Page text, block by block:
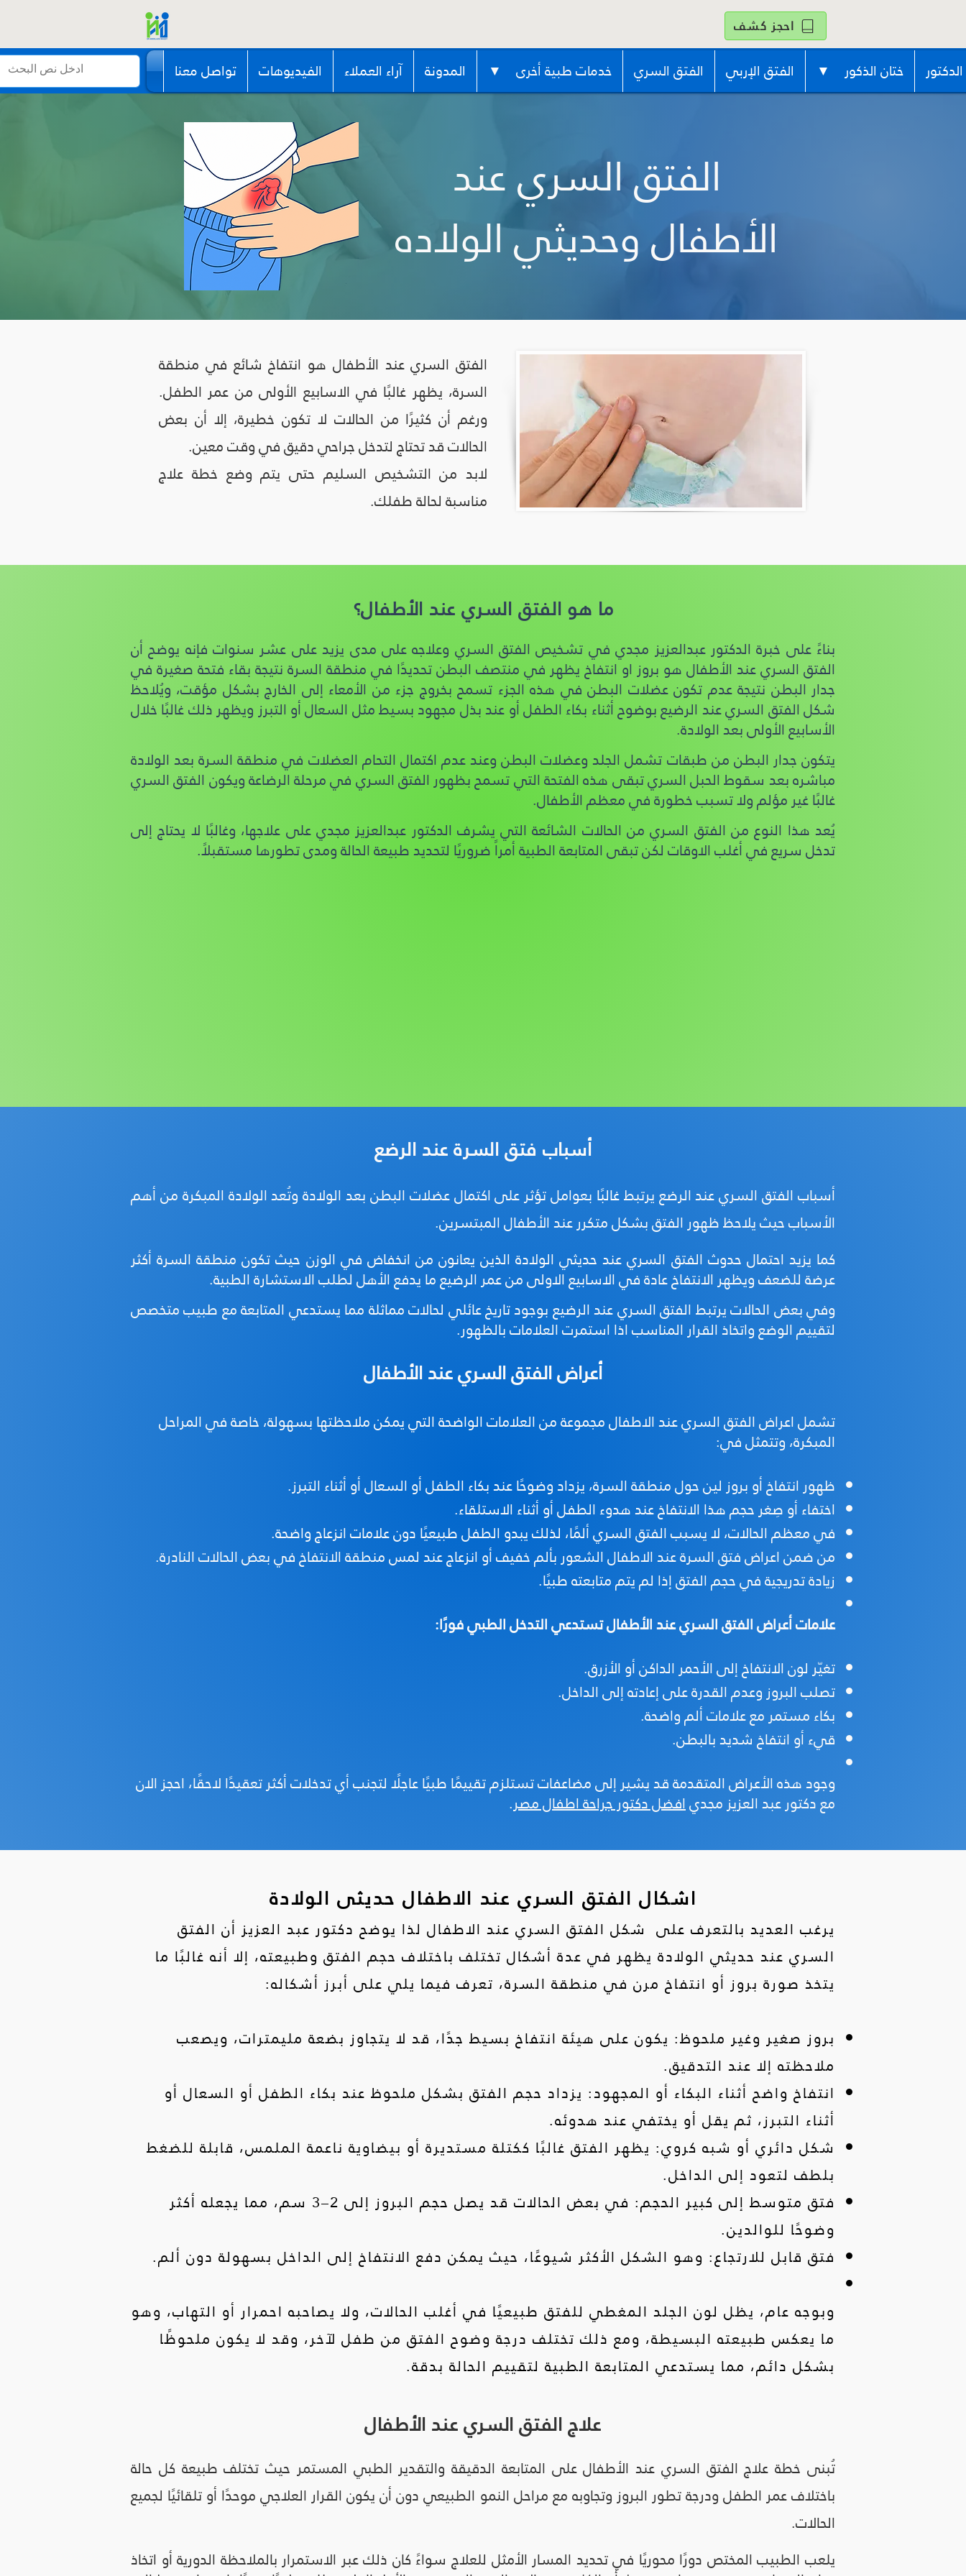
احجز كشف
ختان الذكور ▼ الفتق الإربي الفتق السري خدمات طبية أخرى ▼ المدونة آراء العملاء الفيديوهات تواصل معنا
الفتق السري عند
الأطفالوحديثي الولاده
الفتق السري عند الأطفال هو انتفاخ شائع في منطقة
السرة، يظهر غالبًا في الاسابيع الأولى من عمر الطفل.
ورغم أن كثيرًا من الحالات لا تكون خطيرة، إلا أن بعض
الحالات قد تحتاج لتدخل جراحي دقيق في وقت معين.
لابد من التشخيص السليم حتى يتم وضع خطة علاج
مناسبة لحالة طفلك.
ما هو الفتق السري عند الأطفال؟
بناءً على خبرة الدكتور عبدالعزيز مجدي في تشخيص الفتق السري وعلاجه على مدى يزيد على عشر سنوات فإنه يوضح أن
الفتق السري عند الأطفال هو بروز او انتفاخ يظهر في منتصف البطن تحديدًا في منطقة السرة نتيجة بقاء فتحة صغيرة في
جدار البطن نتيجة عدم تكون عضلات البطن في هذه الجزء تسمح بخروج جزء من الأمعاء إلى الخارج بشكل مؤقت، ويُلاحظ
شكل الفتق السري عند الرضيع بوضوح أثناء بكاء الطفل أو عند بذل مجهود بسيط مثل السعال أو التبرز ويظهر ذلك غالبًا خلال
الأسابيع الأولى بعد الولادة.
يتكون جدار البطن من طبقات تشمل الجلد وعضلات البطن وعند عدم اكتمال التحام العضلات في منطقة السرة بعد الولادة
مباشره بعد سقوط الحبل السري تبقى هذه الفتحة التي تسمح بظهور الفتق السري في مرحلة الرضاعة ويكون الفتق السري
غالبًا غير مؤلم ولا تسبب خطورة في معظم الأطفال.
يُعد هذا النوع من الفتق السري من الحالات الشائعة التي يشرف الدكتور عبدالعزيز مجدي على علاجها، وغالبًا لا يحتاج إلى
تدخل سريع في أغلب الاوقات لكن تبقى المتابعة الطبية أمراً ضروريًا لتحديد طبيعة الحالة ومدى تطورها مستقبلاً.
أسباب فتق السرة عند الرضع
أسباب الفتق السري عند الرضع يرتبطغالبًا بعوامل تؤثر على اكتمال عضلات البطن بعد الولادة وتُعد الولادة المبكرة من أهم
الأسباب حيث يلاحظ ظهور الفتق بشكل متكرر عند الأطفال المبتسرين.
كما يزيد احتمال حدوث الفتق السري عند حديثي الولادة الذين يعانون من انخفاض في الوزن حيث تكون منطقة السرة أكثر
عرضة للضعف ويظهر الانتفاخ عادة في الاسابيع الاولى من عمر الرضيع ما يدفع الأهل لطلب الاستشارة الطبية.
وفي بعض الحالات يرتبط الفتق السري عند الرضيع بوجود تاريخ عائلي لحالات مماثلة مما يستدعي المتابعة مع طبيب متخصص
لتقييم الوضع واتخاذ القرار المناسب اذا استمرت العلامات بالظهور.
أعراض الفتق السري عند الأطفال
تشمل اعراض الفتق السري عند الاطفال مجموعة من العلامات الواضحة التي يمكن ملاحظتها بسهولة، خاصة في المراحل
المبكرة، وتتمثل في:
ظهور انتفاخ أو بروز لين حول منطقة السرة، يزداد وضوحًا عند بكاء الطفل أو السعال أو أثناء التبرز.
اختفاء أو صِغر حجم هذا الانتفاخ عند هدوء الطفل أو أثناء الاستلقاء.
في معظم الحالات، لا يسبب الفتق السري ألمًا، لذلك يبدو الطفل طبيعيًا دون علامات انزعاج واضحة.
من ضمن اعراض فتق السرة عند الاطفال الشعور بألم خفيف أو انزعاج عند لمس منطقة الانتفاخ في بعض الحالات النادرة.
زيادة تدريجية في حجم الفتق إذا لم يتم متابعته طبيًا.
علامات أعراض الفتق السري عند الأطفال تستدعي التدخل الطبي فورًا:
تغيّر لون الانتفاخ إلى الأحمر الداكن أو الأزرق.
تصلب البروز وعدم القدرة على إعادته إلى الداخل.
بكاء مستمر مع علامات ألم واضحة.
قيء أو انتفاخ شديد بالبطن.
وجود هذه الأعراض المتقدمة قد يشير إلى مضاعفات تستلزم تقييمًا طبيًا عاجلًا لتجنب أي تدخلات أكثر تعقيدًا لاحقًا، احجز الان
مع دكتور عبد العزيز مجديافضل دكتور جراحة اطفال مصر.
اشكال الفتق السري عند الاطفال حديثى الولادة
يرغب العديد بالتعرف على شكل الفتق السري عند الاطفال لذا يوضح دكتور عبد العزيز أن الفتق
السري عند حديثي الولادة يظهر في عدة أشكال تختلف باختلاف حجم الفتق وطبيعته، إلا أنه غالبًا ما
يتخذ صورة بروز أو انتفاخ مرن في منطقة السرة، تعرف فيما يلي على أبرز أشكاله:
بروز صغير وغير ملحوظ: يكون على هيئة انتفاخ بسيط جدًا، قد لا يتجاوز بضعة مليمترات، ويصعب
ملاحظته إلا عند التدقيق.
انتفاخ واضح أثناء البكاء أو المجهود: يزداد حجم الفتق بشكل ملحوظ عند بكاء الطفل أو السعال أو
أثناء التبرز، ثم يقل أو يختفي عند هدوئه.
شكل دائري أو شبه كروي: يظهر الفتق غالبًا ككتلة مستديرة أو بيضاوية ناعمة الملمس، قابلة للضغط
بلطف لتعود إلى الداخل.
فتق متوسط إلى كبير الحجم: في بعض الحالات قد يصل حجم البروز إلى 2–3 سم، مما يجعله أكثر
وضوحًا للوالدين.
فتق قابل للارتجاع: وهو الشكل الأكثر شيوعًا، حيث يمكن دفع الانتفاخ إلى الداخل بسهولة دون ألم.
وبوجه عام، يظل لون الجلد المغطي للفتق طبيعيًا في أغلب الحالات، ولا يصاحبه احمرار أو التهاب، وهو
ما يعكس طبيعته البسيطة، ومع ذلك تختلف درجة وضوح الفتق من طفل لآخر، وقد لا يكون ملحوظًا
بشكل دائم، مما يستدعي المتابعة الطبية لتقييم الحالة بدقة.
علاج الفتق السري عند الأطفال
تُبنى خطة علاج الفتق السري عند الأطفال على المتابعة الدقيقة والتقدير الطبي المستمر حيث تختلف طبيعة كل حالة
باختلاف عمر الطفل ودرجة تطور البروز وتجاوبه مع مراحل النمو الطبيعي دون أن يكون القرار العلاجي موحدًا أو تلقائيًا لجميع
الحالات.
يلعب الطبيب المختص دورًا محوريًا في تحديد المسار الأمثل للعلاج سواءً كان ذلك عبر الاستمرار بالملاحظة الدورية أو اتخاذ